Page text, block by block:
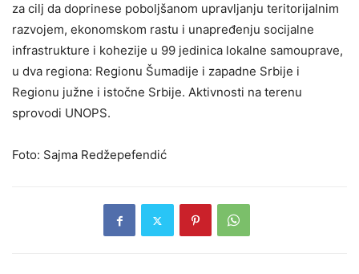
za cilj da doprinese poboljšanom upravljanju teritorijalnim
razvojem, ekonomskom rastu i unapređenju socijalne
infrastrukture i kohezije u 99 jedinica lokalne samouprave,
u dva regiona: Regionu Šumadije i zapadne Srbije i
Regionu južne i istočne Srbije. Aktivnosti na terenu
sprovodi UNOPS.
Foto: Sajma Redžepefendić